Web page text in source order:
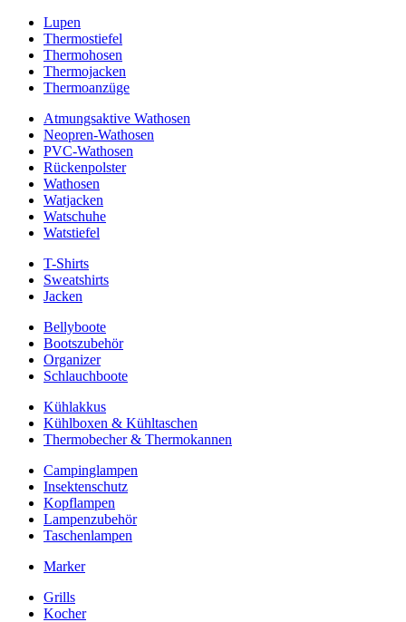
Lupen
Thermostiefel
Thermohosen
Thermojacken
Thermoanzüge
Atmungsaktive Wathosen
Neopren-Wathosen
PVC-Wathosen
Rückenpolster
Wathosen
Watjacken
Watschuhe
Watstiefel
T-Shirts
Sweatshirts
Jacken
Bellyboote
Bootszubehör
Organizer
Schlauchboote
Kühlakkus
Kühlboxen & Kühltaschen
Thermobecher & Thermokannen
Campinglampen
Insektenschutz
Kopflampen
Lampenzubehör
Taschenlampen
Marker
Grills
Kocher